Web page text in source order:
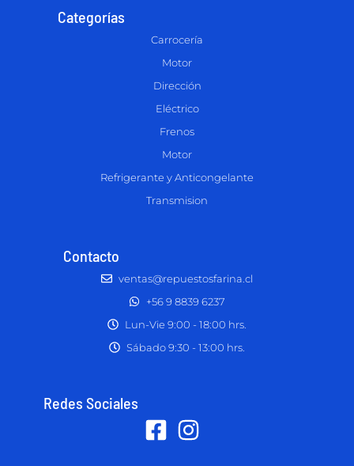
Categorías
Carrocería
Motor
Dirección
Eléctrico
Frenos
Motor
Refrigerante y Anticongelante
Transmision
Contacto
ventas@repuestosfarina.cl
+56 9 8839 6237
Lun-Vie 9:00 - 18:00 hrs.
Sábado 9:30 - 13:00 hrs.
Redes Sociales